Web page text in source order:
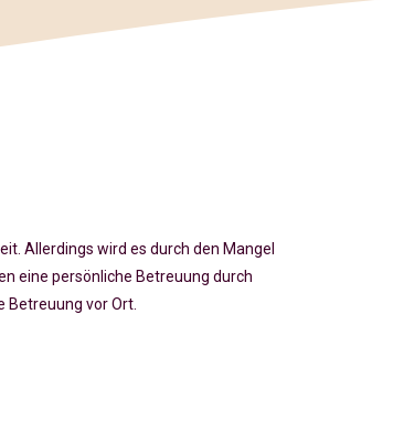
Allerdings wird es durch den Mangel
eine persönliche Betreuung durch
Betreuung vor Ort.